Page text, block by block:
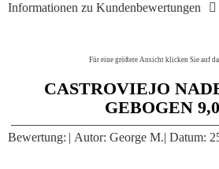
Informationen zu Kundenbewertungen
Für eine größere Ansicht klicken Sie auf
CASTROVIEJO
GEBOGEN
Bewertung: | Autor: George M.| Datum: